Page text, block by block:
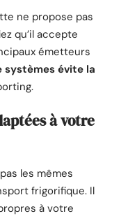
ne propose pas
qu’il accepte
émetteurs
systèmes évite la
à votre
les mêmes
frigorifique. Il
à votre